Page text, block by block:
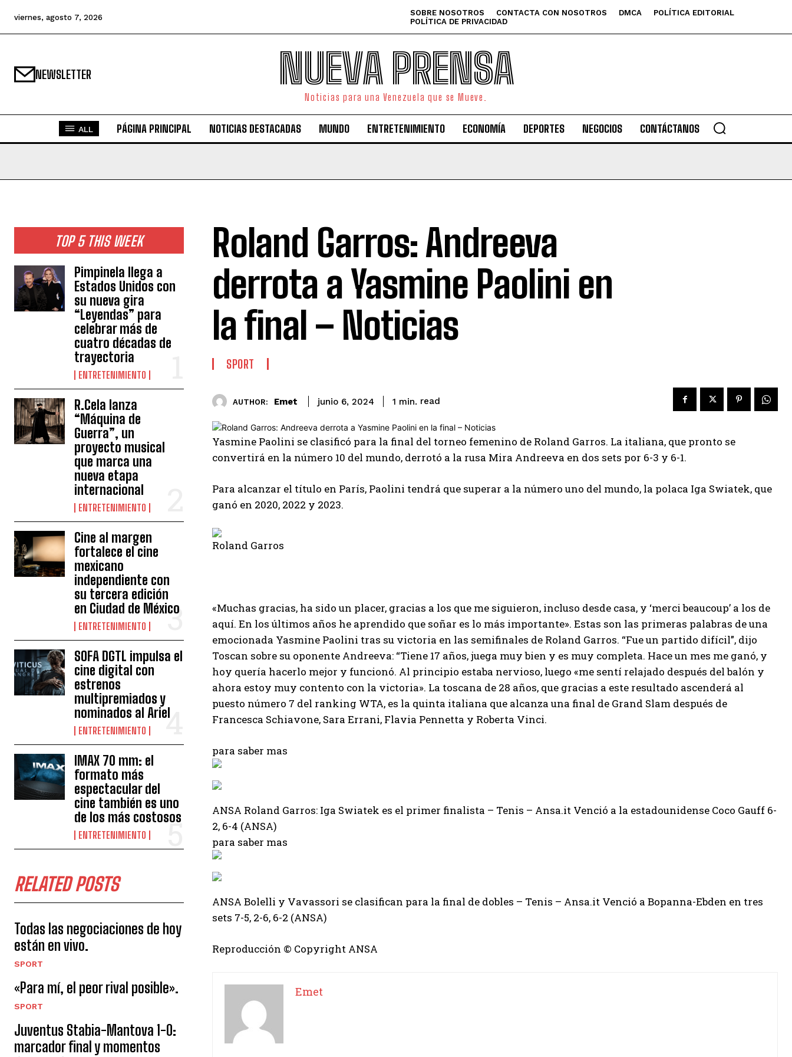
I've read and accept the
viernes, agosto 7, 2026 SOBRE NOSOTROS CONTACTA CON NOSOTROS DMCA
POLÍTICA EDITORIAL
POLÍTICA DE PRIVACIDAD
NEWSLETTER NUEVA PRENSA
Noticias para una Venezuela que se Mueve.
ALL PÁGINA PRINCIPAL NOTICIAS DESTACADAS MUNDO ENTRETENIMIENTO ECONOMÍA DEPORTES NEGOCIOS CONTÁCTANOS
TOP 5 THIS WEEK
Pimpinela llega a
Estados Unidos con
su nueva gira
“Leyendas” para
celebrar más de
cuatro décadas de
trayectoria
ENTRETENIMIENTO
R.Cela lanza
“Máquina de
Guerra”, un
proyecto musical
que marca una
nueva etapa
internacional
ENTRETENIMIENTO
Cine al margen
fortalece el cine
mexicano
independiente con
su tercera edición
en Ciudad de México
ENTRETENIMIENTO
SOFA DGTL impulsa el
cine digital con
estrenos
multipremiados y
nominados al Ariel
ENTRETENIMIENTO
IMAX 70 mm: el
formato más
espectacular del
cine también es uno
de los más costosos
ENTRETENIMIENTO
RELATED POSTS
Todas las negociaciones de hoy
están en vivo.
SPORT
«Para mí, el peor rival posible».
SPORT
Juventus Stabia-Mantova 1-0:
marcador final y momentos
Roland Garros: Andreeva
derrota a Yasmine Paolini en
la final – Noticias
SPORT
AUTHOR: Emet junio 6, 2024 1 min. read
Yasmine Paolini se clasificó para la final del torneo femenino de Roland Garros. La italiana, que pronto se
convertirá en la número 10 del mundo, derrotó a la rusa Mira Andreeva en dos sets por 6-3 y 6-1.
Para alcanzar el título en París, Paolini tendrá que superar a la número uno del mundo, la polaca Iga Swiatek, que
ganó en 2020, 2022 y 2023.
Roland Garros
«Muchas gracias, ha sido un placer, gracias a los que me siguieron, incluso desde casa, y ‘merci beaucoup’ a los de
aquí. En los últimos años he aprendido que soñar es lo más importante». Estas son las primeras palabras de una
emocionada Yasmine Paolini tras su victoria en las semifinales de Roland Garros. “Fue un partido difícil”, dijo
Toscan sobre su oponente Andreeva: “Tiene 17 años, juega muy bien y es muy completa. Hace un mes me ganó, y
hoy quería hacerlo mejor y funcionó. Al principio estaba nervioso, luego «me sentí relajado después del balón y
ahora estoy muy contento con la victoria». La toscana de 28 años, que gracias a este resultado ascenderá al
puesto número 7 del ranking WTA, es la quinta italiana que alcanza una final de Grand Slam después de
Francesca Schiavone, Sara Errani, Flavia Pennetta y Roberta Vinci.
para saber mas
ANSA Roland Garros: Iga Swiatek es el primer finalista – Tenis – Ansa.it Venció a la estadounidense Coco Gauff 6-
2, 6-4 (ANSA)
para saber mas
ANSA Bolelli y Vavassori se clasifican para la final de dobles – Tenis – Ansa.it Venció a Bopanna-Ebden en tres
sets 7-5, 2-6, 6-2 (ANSA)
Reproducción © Copyright ANSA
Emet